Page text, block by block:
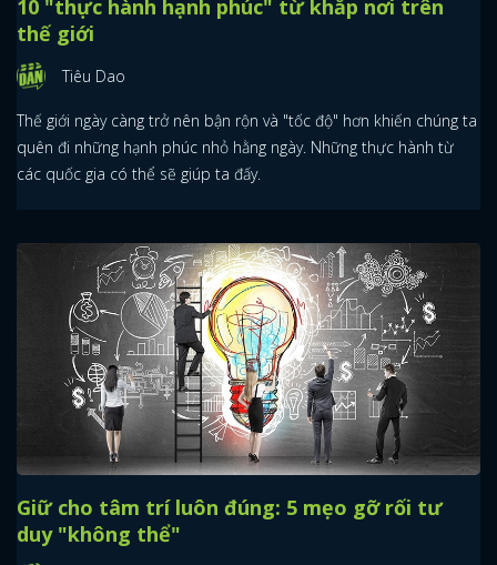
ĐĂNG NHẬP
FACEBOOK GOOGLE
10 "thực hành hạnh phúc" từ khắp nơi trên
thế giới
Tiêu Dao
Thế giới ngày càng trở nên bận rộn và "tốc độ" hơn khiến chúng ta
quên đi những hạnh phúc nhỏ hằng ngày. Những thực hành từ
các quốc gia có thể sẽ giúp ta đấy.
Giữ cho tâm trí luôn đúng: 5 mẹo gỡ rối tư
duy "không thể"